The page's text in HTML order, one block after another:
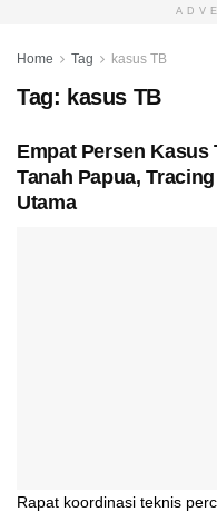
Home Tag kasus TB
Tag: kasus TB
Empat Persen
Tanah Papua,
Utama
Rapat koordinasi teknis